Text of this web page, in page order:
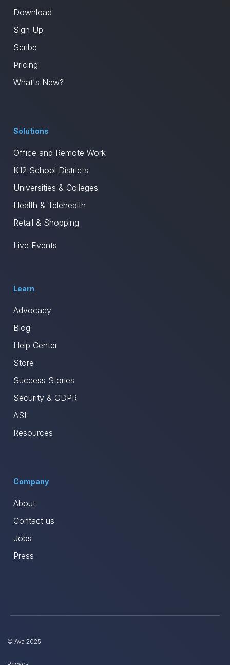
Download
Sign Up
Scribe
Pricing
What's New?
Solutions
Office and Remote Work
K12 School Districts
Universities & Colleges
Health & Telehealth
Retail & Shopping
Live Events
Learn
Advocacy
Blog
Help Center
Store
Success Stories
Security & GDPR
ASL
Resources
Company
About
Contact us
Jobs
Press
© Ava 2025